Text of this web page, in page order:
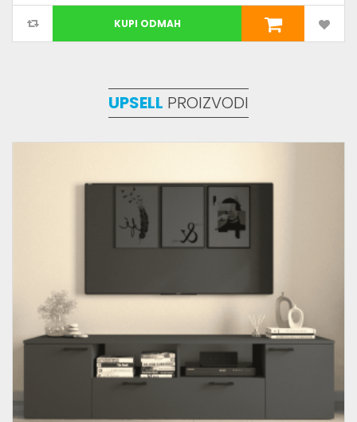
KUPI ODMAH
UPSELL PROIZVODI